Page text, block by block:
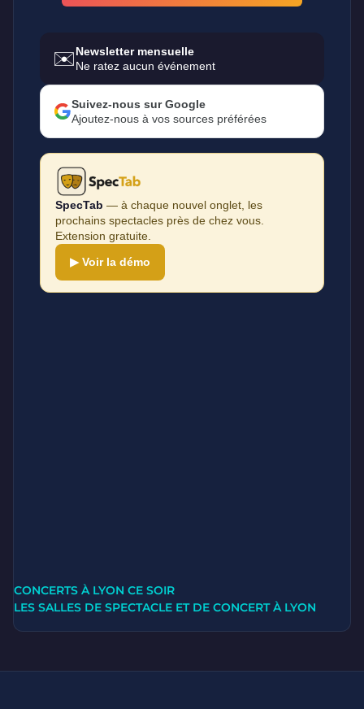
✉️Newsletter mensuelle
Ne ratez aucun événement
Suivez-nous sur Google
Ajoutez-nous à vos sources préférées
SpecTab — à chaque nouvel onglet, les
prochains spectacles près de chez vous.
Extension gratuite.
▶ Voir la démo
CONCERTS À LYON CE SOIR
LES SALLES DE SPECTACLE ET DE CONCERT À LYON